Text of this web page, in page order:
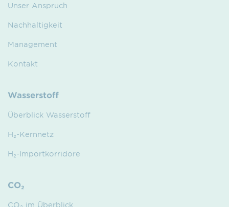
Unser Anspruch
Nachhaltigkeit
Management
Kontakt
Wasserstoff
Überblick Wasserstoff
H₂-Kernnetz
H₂-Importkorridore
CO₂
CO₂ im Überblick